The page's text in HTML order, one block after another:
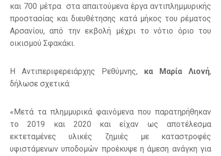
και 700 μέτρα στα απαιτούμενα έργα αντιπλημμυρικής
προστασίας και διευθέτησης κατά μήκος του ρέματος
Αρσανίου, από την εκβολή μέχρι το νότιο όριο του
οικισμού Σφακάκι.
Η Αντιπεριφερειάρχης Ρεθύμνης, κα Μαρία Λιονή,
δήλωσε σχετικά:
«Μετά τα πλημμυρικά φαινόμενα που παρατηρήθηκαν
το 2019 και 2020 και είχαν ως αποτέλεσμα
εκτεταμένες υλικές ζημιές με καταστροφές
υφιστάμενων υποδομών προέκυψε η άμεση ανάγκη για